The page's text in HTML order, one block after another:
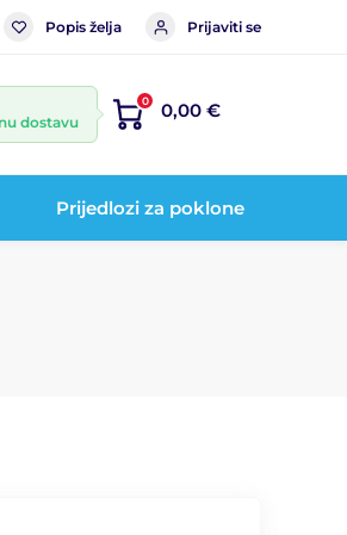
Popis želja Prijaviti se
dostavu
0 0,00 €
Prijedlozi za poklone